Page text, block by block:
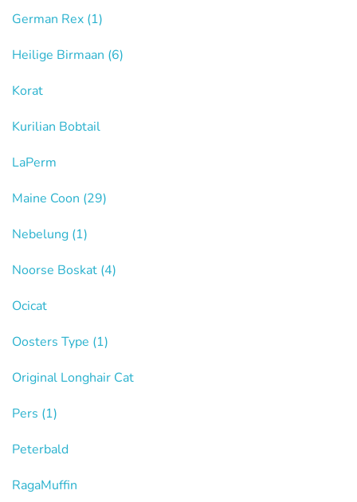
German Rex (1)
Heilige Birmaan (6)
Korat
Kurilian Bobtail
LaPerm
Maine Coon (29)
Nebelung (1)
Noorse Boskat (4)
Ocicat
Oosters Type (1)
Original Longhair Cat
Pers (1)
Peterbald
RagaMuffin